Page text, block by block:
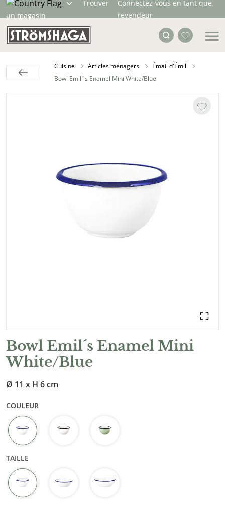
Trouver
un magasin
Connectez-vous en tant que
revendeur
Cuisine Articles ménagers
Émail d'Émil
Bowl Emil´s Enamel Mini White/Blue
Bowl Emil´s Enamel Mini
White/Blue
Ø 11 x H 6 cm
COULEUR
TAILLE